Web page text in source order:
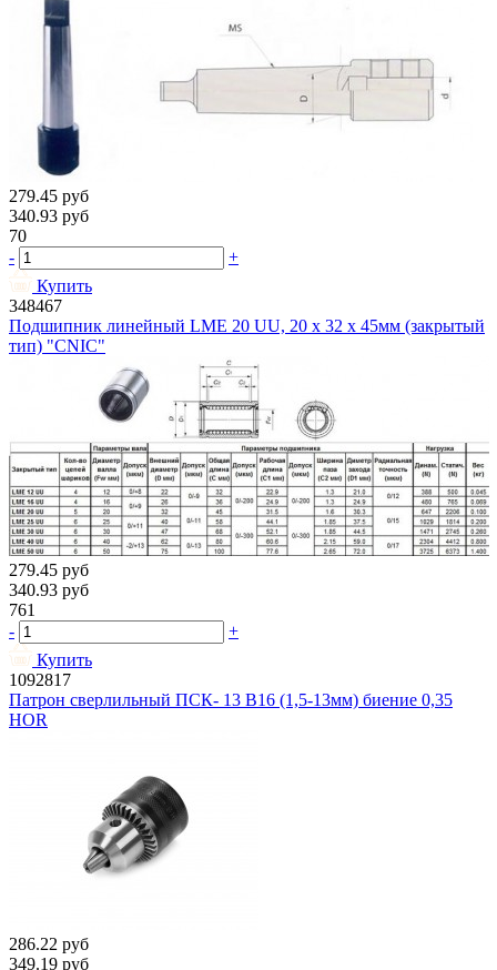
279.45 руб
340.93 руб
70
-
+
Купить
348467
Подшипник линейный LMЕ 20 UU, 20 х 32 х 45мм (закрытый
тип) "CNIC"
279.45 руб
340.93 руб
761
-
+
Купить
1092817
Патрон сверлильный ПСК- 13 В16 (1,5-13мм) биение 0,35
HOR
286.22 руб
349.19 руб